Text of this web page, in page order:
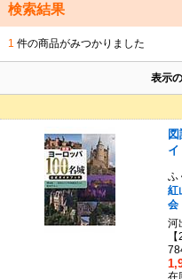
検索結果
1 件の商品がみつかりました
表示
イ
ふ
紅
会
河
在